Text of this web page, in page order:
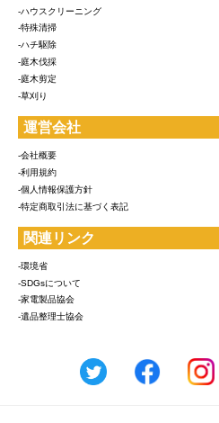
-ハウスクリーニング
-特殊清掃
-ハチ駆除
-庭木伐採
-庭木剪定
-草刈り
運営会社
-会社概要
-利用規約
-個人情報保護方針
-特定商取引法に基づく表記
関連リンク
-環境省
-SDGsについて
-家電製品協会
-遺品整理士協会